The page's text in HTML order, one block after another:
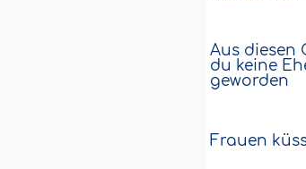
Aus diesen
du keine
geworden
Frauen